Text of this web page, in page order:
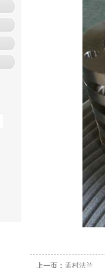
上一页： 孟村法兰